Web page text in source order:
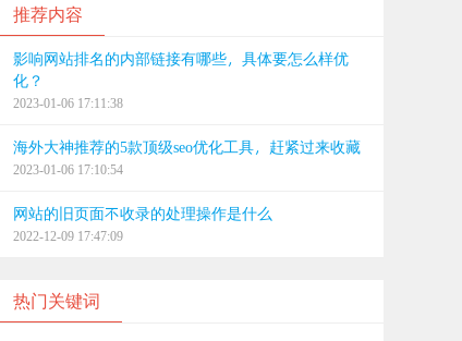
推荐内容
影响网站排名的内部链接有哪些，具体要怎么样优
化？
2023-01-06 17:11:38
海外大神推荐的5款顶级seo优化工具，赶紧过来收藏
2023-01-06 17:10:54
网站的旧页面不收录的处理操作是什么
2022-12-09 17:47:09
热门关键词